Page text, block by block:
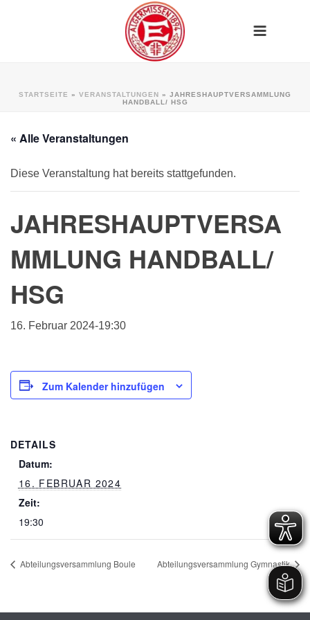
STARTSEITE » VERANSTALTUNGEN » JAHRESHAUPTVERSAMMLUNG
HANDBALL/ HSG
« Alle Veranstaltungen
Diese Veranstaltung hat bereits stattgefunden.
JAHRESHAUPTVERSA
MMLUNG HANDBALL/
HSG
16. Februar 2024-19:30
Zum Kalender hinzufügen
DETAILS
Datum:
16. FEBRUAR 2024
Zeit:
19:30
Abteilungsversammlung Boule Abteilungsversammlung Gymnastik